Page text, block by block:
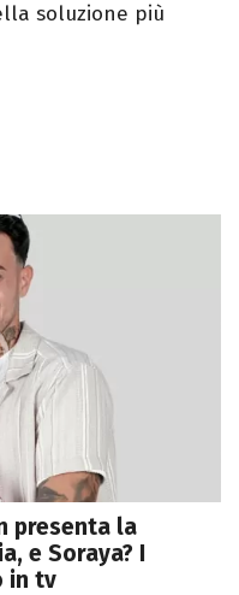
soluzione più
presenta la
e Soraya? I
in tv